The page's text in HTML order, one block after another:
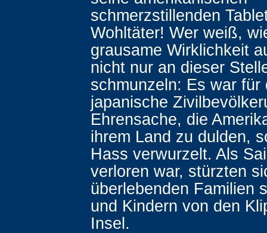
schmerzstillenden
Wohltäter! Wer weiß,
grausame Wirklichkeit
nicht nur an dieser
schmunzeln: Es war für
japanische
Ehrensache, die
ihrem Land zu dulden,
Hass verwurzelt. Als
verloren war, stürzten
überlebenden Familien
und Kindern von den
Insel.